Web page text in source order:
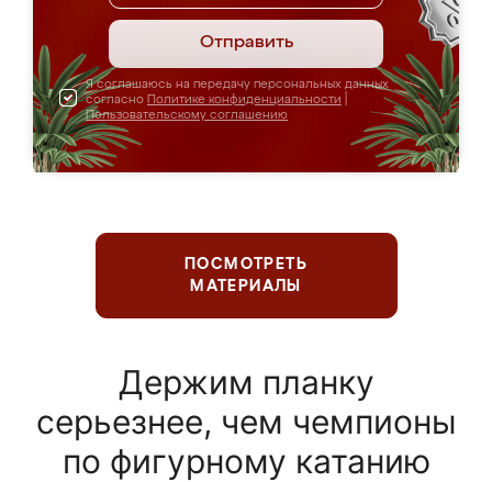
Отправить
Я соглашаюсь на передачу персональных данных
согласно Политике конфиденциальности
Пользовательскому соглашению
ПОСМОТРЕТЬ
МАТЕРИАЛЫ
Держим планку
серьезнее, чем чемпионы
по фигурному катанию